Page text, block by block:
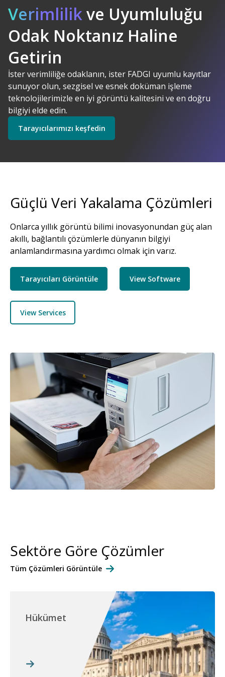
Verimlilikve Uyumluluğu
Odak Noktanız Haline
Getirin
İster verimliliğe odaklanın, ister FADGI uyumlu kayıtlar
sunuyor olun, sezgisel ve esnek doküman işleme
teknolojilerimizle en iyi görüntü kalitesini ve en doğru
bilgiyi elde edin.
Tarayıcılarımızı keşfedin
AI Destekli
Keşfedin
Kodak Alaris. Anlamlı
Çözümler
Çözümlerimizi keşfedin
Tarayıcılarımızı keşfedin
Servislerimizi keşfedin
Güçlü Veri Yakalama Çözümleri
Onlarca yıllık görüntü bilimi inovasyonundan güç alan
akıllı, bağlantılı çözümlerle dünyanın bilgiyi
anlamlandırmasına yardımcı olmak için varız.
Tarayıcıları Görüntüle View Software
View Services
Resim
Sektöre Göre Çözümler
Tüm Çözümleri Görüntüle
Hükümet